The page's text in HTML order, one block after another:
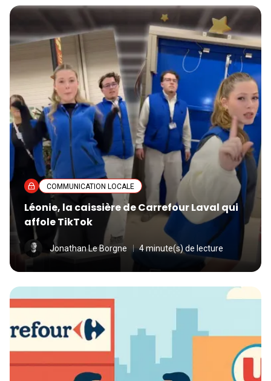
COMMUNICATION LOCALE
Léonie, la caissière de Carrefour Laval qui
affole TikTok
Jonathan Le Borgne 4 minute(s) de lecture